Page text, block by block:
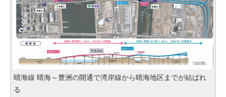
晴海線 晴海～豊洲の開通で湾岸線から晴海地区までが結ばれ
る